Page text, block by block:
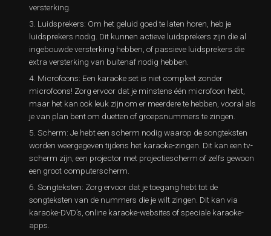
versterking.
Luidsprekers: Om het geluid goed te laten horen, heb je
luidsprekers nodig. Dit kunnen actieve luidsprekers zijn die al
ingebouwde versterking hebben, of passieve luidsprekers die
extra versterking van buitenaf nodig hebben.
Microfoons: Een karaoke set is niet compleet zonder
microfoons! Zorg ervoor dat je minstens één microfoon hebt,
maar het kan ook leuk zijn om er meerdere te hebben, vooral als
je van plan bent om duetten of groepsnummers te zingen.
Scherm: Je hebt een scherm nodig waarop de songteksten
worden weergegeven tijdens het karaoke-zingen. Dit kan een tv-
scherm zijn, een projector met projectiescherm of zelfs gewoon
een groot computerscherm.
Songteksten: Zorg ervoor dat je toegang hebt tot de
songteksten van de nummers die je wilt zingen. Dit kan via
karaoke-DVD’s, online karaoke-websites of speciale karaoke-
apps.